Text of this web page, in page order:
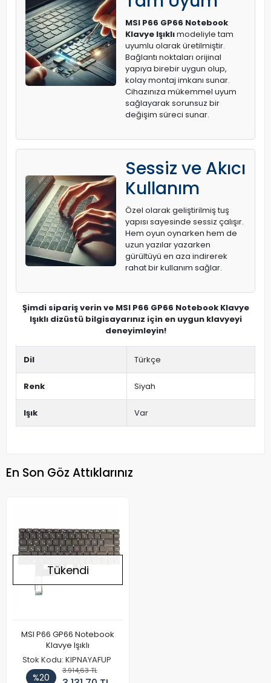
MSI P66 GP66 Notebook
Klavye Işıklımodeliyle tam
uyumlu olarak üretilmiştir.
Bağlantı noktaları orijinal
yapıya birebir uygun olup,
kolay montaj imkanı sunar.
Cihazınıza mükemmel uyum
sağlayarak sorunsuz bir
değişim süreci sunar.
Sessiz ve Akıcı
Kullanım
Özel olarak geliştirilmiş tuş
yapısı sayesinde sessiz çalışır.
Hem oyun oynarken hem de
uzun yazılar yazarken
gürültüyü en aza indirerek
rahat bir kullanım sağlar.
Şimdi sipariş verin ve MSI P66 GP66 Notebook Klavye
Işıklı dizüstü bilgisayarınız için en uygun klavyeyi
deneyimleyin!
Dil Türkçe
Renk Siyah
Işık Var
En Son Göz Attıklarınız
Tükendi
MSI P66 GP66 Notebook
Klavye Işıklı
Stok Kodu: KIPNAYAFUP
%20
3.914,63 TL